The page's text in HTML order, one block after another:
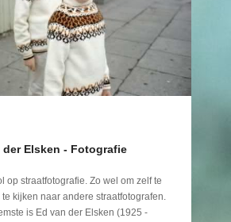
der Elsken - Fotografie
op straatfotografie. Zo wel om zelf te
kijken naar andere straatfotografen.
is Ed van der Elsken (1925 -